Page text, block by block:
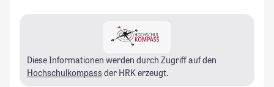
Diese Informationen werden durch Zugriff auf den
Hochschulkompass der HRK erzeugt.